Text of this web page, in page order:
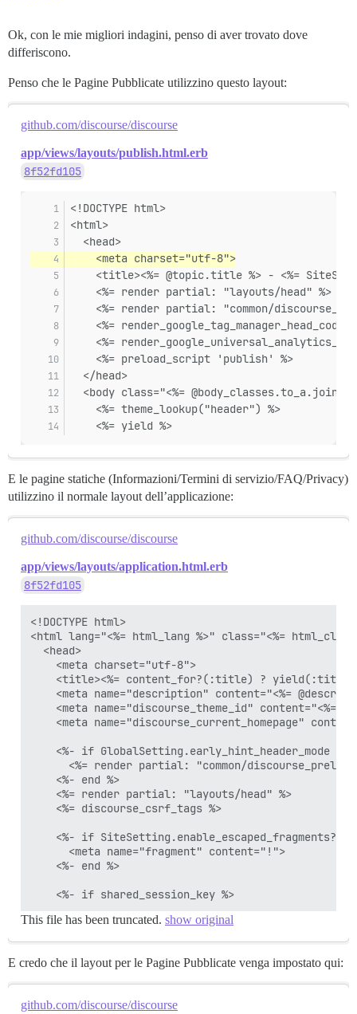
Ok, con le mie migliori indagini, penso di aver trovato dove
differiscono.
Penso che le Pagine Pubblicate utilizzino questo layout:
github.com/discourse/discourse
app/views/layouts/publish.html.erb
8f52fd105
<!DOCTYPE html>
<html>
  <head>
    <meta charset="utf-8">
<title><%= @topic.title %> - <%=
    <%= render partial: "layouts/head" %>
<%= render partial: "common/
<%= render_google_tag_manager_head_code
<%=
    <%= preload_script 'publish' %>
  </head>
<body class="<%= @body_classes.to_a.join('
    <%= theme_lookup("header") %>
    <%= yield %>
E le pagine statiche (Informazioni/Termini di servizio/FAQ/Privacy)
utilizzino il normale layout dell’applicazione:
github.com/discourse/discourse
app/views/layouts/application.html.erb
8f52fd105
<!DOCTYPE html>
<html lang="<%= html_lang %>" class="<%=
  <head>
    <meta charset="utf-8">
<title><%= content_for?(:title) ?
<meta name="description" content="<%=
<meta name="discourse_theme_id" content="<%=
<meta name="discourse_current_homepage"
<%- if GlobalSetting.early_hint_header_mode ==
<%= render partial: "common/
    <%- end %>
    <%= render partial: "layouts/head" %>
    <%= discourse_csrf_tags %>
    <%- if SiteSetting.enable_escaped_fragments? %>
      <meta name="fragment" content="!">
    <%- end %>
This file has been truncated. show original
E credo che il layout per le Pagine Pubblicate venga impostato qui:
github.com/discourse/discourse